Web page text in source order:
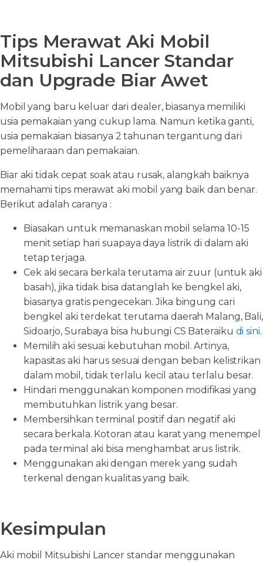
Tips Merawat Aki Mobil
Mitsubishi Lancer Standar
dan Upgrade Biar Awet
Mobil yang baru keluar dari dealer, biasanya memiliki
usia pemakaian yang cukup lama. Namun ketika ganti,
usia pemakaian biasanya 2 tahunan tergantung dari
pemeliharaan dan pemakaian.
Biar aki tidak cepat soak atau rusak, alangkah baiknya
memahami tips merawat aki mobil yang baik dan benar.
Berikut adalah caranya :
Biasakan untuk memanaskan mobil selama 10-15
menit setiap hari suapaya daya listrik di dalam aki
tetap terjaga.
Cek aki secara berkala terutama air zuur (untuk aki
basah), jika tidak bisa datanglah ke bengkel aki,
biasanya gratis pengecekan. Jika bingung cari
bengkel aki terdekat terutama daerah Malang, Bali,
Sidoarjo, Surabaya bisa hubungi CS Bateraiku di sini.
Memilih aki sesuai kebutuhan mobil. Artinya,
kapasitas aki harus sesuai dengan beban kelistrikan
dalam mobil, tidak terlalu kecil atau terlalu besar.
Hindari menggunakan komponen modifikasi yang
membutuhkan listrik yang besar.
Membersihkan terminal positif dan negatif aki
secara berkala. Kotoran atau karat yang menempel
pada terminal aki bisa menghambat arus listrik.
Menggunakan aki dengan merek yang sudah
terkenal dengan kualitas yang baik.
Kesimpulan
Aki mobil Mitsubishi Lancer standar menggunakan